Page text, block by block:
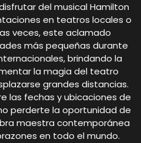
del musical Hamilton
en teatros locales o
veces, este aclamado
más pequeñas durante
brindando la
la magia del teatro
grandes distancias.
las fechas y ubicaciones de
perderte la oportunidad de
maestra contemporánea
en todo el mundo.